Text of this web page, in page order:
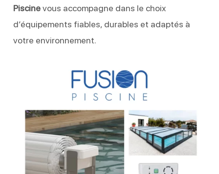
Piscinevous accompagne dans le choix
d’équipements fiables, durables et adaptés à
votre environnement.